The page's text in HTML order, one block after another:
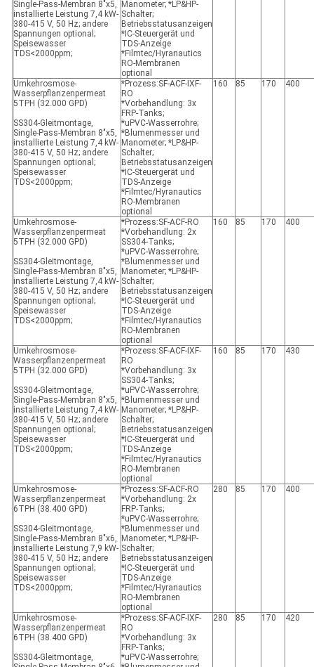
Single-Pass-Membran 8"x5,
installierte Leistung 7,4 kW-
380-415 V, 50 Hz; andere
Spannungen optional;
Speisewasser
TDS<2000ppm;
Manometer; *LP&HP-
Schalter;
Betriebsstatusanzeigen
*IC-Steuergerät und
TDS-Anzeige
*Filmtec/Hyranautics
RO-Membranen
optional
Umkehrosmose-
Wasserpflanzenpermeat
5TPH (32.000 GPD)
SS304-Gleitmontage,
Single-Pass-Membran 8"x5,
installierte Leistung 7,4 kW-
380-415 V, 50 Hz; andere
Spannungen optional;
Speisewasser
TDS<2000ppm;
*Prozess:SF-ACF-IXF-
RO
*Vorbehandlung: 3x
FRP-Tanks;
*uPVC-Wasserrohre;
*Blumenmesser und
Manometer; *LP&HP-
Schalter;
Betriebsstatusanzeigen
*IC-Steuergerät und
TDS-Anzeige
*Filmtec/Hyranautics
RO-Membranen
optional
160 85 170 400
Umkehrosmose-
Wasserpflanzenpermeat
5TPH (32.000 GPD)
SS304-Gleitmontage,
Single-Pass-Membran 8"x5,
installierte Leistung 7,4 kW-
380-415 V, 50 Hz; andere
Spannungen optional;
Speisewasser
TDS<2000ppm;
*Prozess:SF-ACF-RO
*Vorbehandlung: 2x
SS304-Tanks;
*uPVC-Wasserrohre;
*Blumenmesser und
Manometer; *LP&HP-
Schalter;
Betriebsstatusanzeigen
*IC-Steuergerät und
TDS-Anzeige
*Filmtec/Hyranautics
RO-Membranen
optional
160 85 170 400
Umkehrosmose-
Wasserpflanzenpermeat
5TPH (32.000 GPD)
SS304-Gleitmontage,
Single-Pass-Membran 8"x5,
installierte Leistung 7,4 kW-
380-415 V, 50 Hz; andere
Spannungen optional;
Speisewasser
TDS<2000ppm;
*Prozess:SF-ACF-IXF-
RO
*Vorbehandlung: 3x
SS304-Tanks;
*uPVC-Wasserrohre;
*Blumenmesser und
Manometer; *LP&HP-
Schalter;
Betriebsstatusanzeigen
*IC-Steuergerät und
TDS-Anzeige
*Filmtec/Hyranautics
RO-Membranen
optional
160 85 170 430
Umkehrosmose-
Wasserpflanzenpermeat
6TPH (38.400 GPD)
SS304-Gleitmontage,
Single-Pass-Membran 8"x6,
installierte Leistung 7,9 kW-
380-415 V, 50 Hz; andere
Spannungen optional;
Speisewasser
TDS<2000ppm;
*Prozess:SF-ACF-RO
*Vorbehandlung: 2x
FRP-Tanks;
*uPVC-Wasserrohre;
*Blumenmesser und
Manometer; *LP&HP-
Schalter;
Betriebsstatusanzeigen
*IC-Steuergerät und
TDS-Anzeige
*Filmtec/Hyranautics
RO-Membranen
optional
280 85 170 400
Umkehrosmose-
Wasserpflanzenpermeat
6TPH (38.400 GPD)
SS304-Gleitmontage,
*Prozess:SF-ACF-IXF-
RO
*Vorbehandlung: 3x
FRP-Tanks;
*uPVC-Wasserrohre;
280 85 170 420